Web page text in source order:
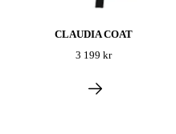
CLAUDIA COAT
3 199 kr